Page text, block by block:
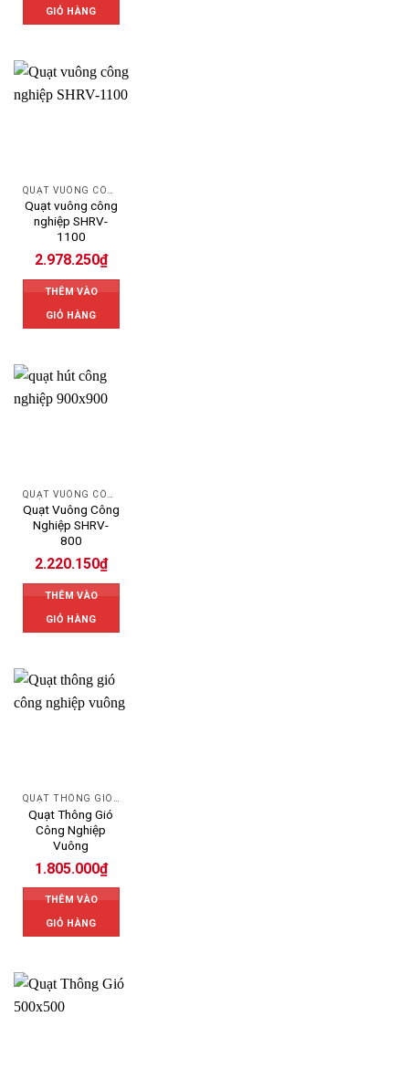
GIỎ HÀNG
Quạt vuông công
nghiệp SHRV-
1100
2.978.250₫
THÊM VÀO
GIỎ HÀNG
Quạt Vuông Công
Nghiệp SHRV-
800
2.220.150₫
THÊM VÀO
GIỎ HÀNG
Quạt Thông Gió
Công Nghiệp
Vuông
1.805.000₫
THÊM VÀO
GIỎ HÀNG